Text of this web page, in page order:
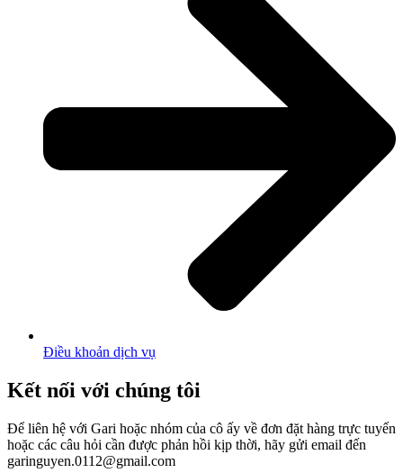
Điều khoản dịch vụ
Kết nối với chúng tôi
Để liên hệ với Gari hoặc nhóm của cô ấy về đơn đặt hàng trực tuyến
hoặc các câu hỏi cần được phản hồi kịp thời, hãy gửi email đến
garinguyen.0112@gmail.com